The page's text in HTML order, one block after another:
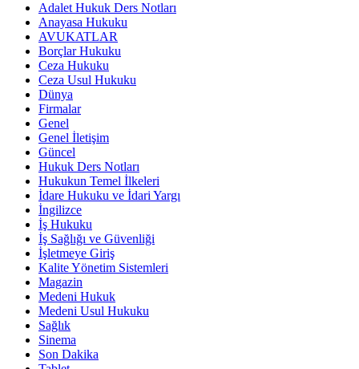
Adalet Hukuk Ders Notları
Anayasa Hukuku
AVUKATLAR
Borçlar Hukuku
Ceza Hukuku
Ceza Usul Hukuku
Dünya
Firmalar
Genel
Genel İletişim
Güncel
Hukuk Ders Notları
Hukukun Temel İlkeleri
İdare Hukuku ve İdari Yargı
İngilizce
İş Hukuku
İş Sağlığı ve Güvenliği
İşletmeye Giriş
Kalite Yönetim Sistemleri
Magazin
Medeni Hukuk
Medeni Usul Hukuku
Sağlık
Sinema
Son Dakika